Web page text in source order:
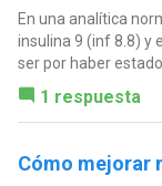
En una analítica
insulina 9 (inf 8.8) y
ser por haber
1 respuesta
Cómo mejorar